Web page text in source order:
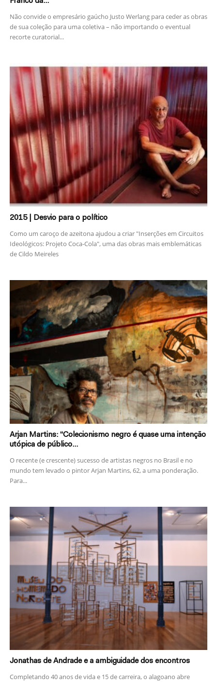
Não convide o empresário gaúcho Justo Werlang para ceder as obras
de sua coleção para uma coletiva – não importando o eventual
recorte curatorial...
2015 | Desvio para o político
Como um caroço de azeitona ajudou a criar "Inserções em Circuitos
Ideológicos: Projeto Coca-Cola", uma das obras mais emblemáticas
de Cildo Meireles
Arjan Martins: “Colecionismo negro é quase uma intenção
utópica de público...
O recente (e crescente) sucesso de artistas negros no Brasil e no
mundo tem levado o pintor Arjan Martins, 62, a uma ponderação.
Para...
Jonathas de Andrade e a ambiguidade dos encontros
Completando 40 anos de vida e 15 de carreira, o alagoano abre